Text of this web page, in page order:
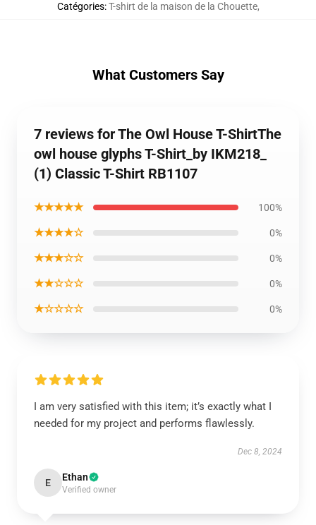
Catégories:T-shirt de la maison de la Chouette,
What Customers Say
7 reviews for The Owl House T-ShirtThe
owl house glyphs T-Shirt_by IKM218_
(1) Classic T-Shirt RB1107
★★★★★ 100%
★★★★☆ 0%
★★★☆☆ 0%
★★☆☆☆ 0%
★☆☆☆☆ 0%
I am very satisfied with this item; it’s exactly what I
needed for my project and performs flawlessly.
Dec 8, 2024
E Ethan
Verified owner